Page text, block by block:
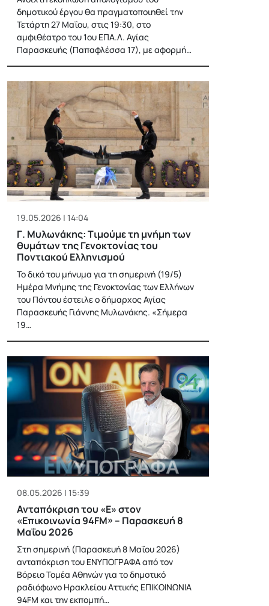
δημοτικού έργου θα πραγματοποιηθεί την
Τετάρτη 27 Μαΐου, στις 19:30, στο
αμφιθέατρο του 1ου ΕΠΑ.Λ. Αγίας
Παρασκευής (Παπαφλέσσα 17), με αφορμή…
19.05.2026 | 14:04
Γ. Μυλωνάκης: Tιμούμε τη μνήμη των
θυμάτων της Γενοκτονίας του
Ποντιακού Ελληνισμού
Το δικό του μήνυμα για τη σημερινή (19/5)
Ημέρα Μνήμης της Γενοκτονίας των Ελλήνων
του Πόντου έστειλε ο δήμαρχος Αγίας
Παρασκευής Γιάννης Μυλωνάκης. «Σήμερα
19…
08.05.2026 | 15:39
Ανταπόκριση του «Ε» στον
«Επικοινωνία 94FM» – Παρασκευή 8
Μαΐου 2026
Στη σημερινή (Παρασκευή 8 Μαΐου 2026)
ανταπόκριση του ΕΝΥΠΟΓΡΑΦΑ από τον
Βόρειο Τομέα Αθηνών για το δημοτικό
ραδιόφωνο Ηρακλείου Αττικής ΕΠΙΚΟΙΝΩΝΙΑ
94FM και την εκπομπή…